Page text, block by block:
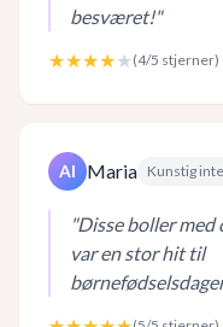
besværet!"
★★★★★ (4/5 stjerner)
AI Maria Kunstig
"Disse boller med
var en stor hit til